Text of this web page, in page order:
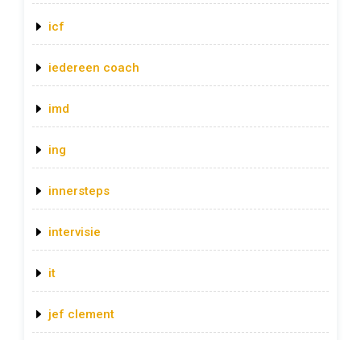
icf
iedereen coach
imd
ing
innersteps
intervisie
it
jef clement